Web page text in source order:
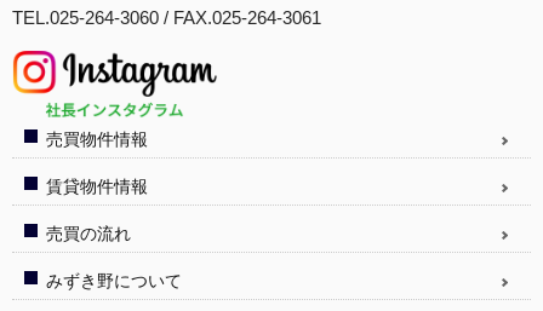
TEL.025-264-3060 / FAX.025-264-3061
売買物件情報
賃貸物件情報
売買の流れ
みずき野について